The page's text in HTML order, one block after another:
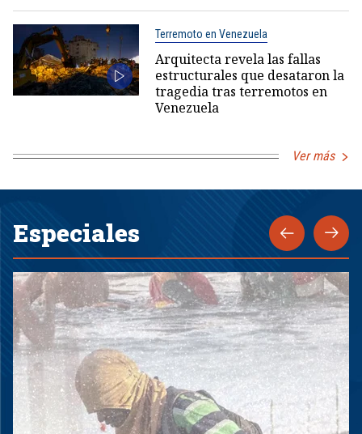
Terremoto en Venezuela
Arquitecta revela las fallas
estructurales que desataron la
tragedia tras terremotos en
Venezuela
Ver más
Especiales